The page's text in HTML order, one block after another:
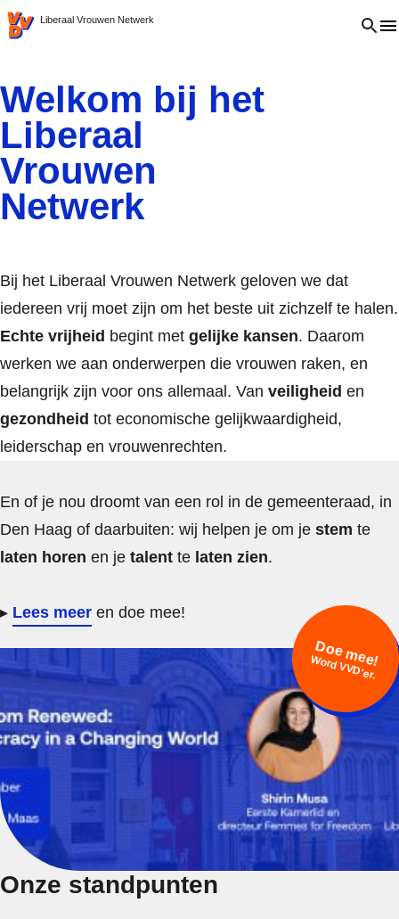
VVD.nlLiberaal Vrouwen Netwerk Open
Welkom bij het
Liberaal
Vrouwen
Netwerk
Bij het Liberaal Vrouwen Netwerk geloven we dat
iedereen vrij moet zijn om het beste uit zichzelf te halen.
Echte vrijheid begint met gelijke kansen. Daarom
werken we aan onderwerpen die vrouwen raken, en
belangrijk zijn voor ons allemaal. Van veiligheid en
gezondheid tot economische gelijkwaardigheid,
leiderschap en vrouwenrechten.
En of je nou droomt van een rol in de gemeenteraad, in
Den Haag of daarbuiten: wij helpen je om je stem te
laten horen en je talent te laten zien.
▸ Lees meer en doe mee!
Doe mee!
Word VVD'er.
Onze standpunten